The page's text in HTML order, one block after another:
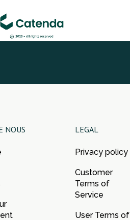
NOUS LEGAL
Privacy policy
Customer
Terms of
Service
User Terms of